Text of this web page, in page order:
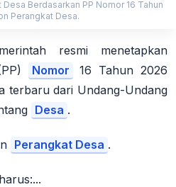
Berdasarkan PP Nomor 16 Tahun
Perangkat Desa.
resmi menetapkan
Nomor
16 Tahun 2026
terbaru dari Undang-Undang
Desa .
Perangkat Desa .